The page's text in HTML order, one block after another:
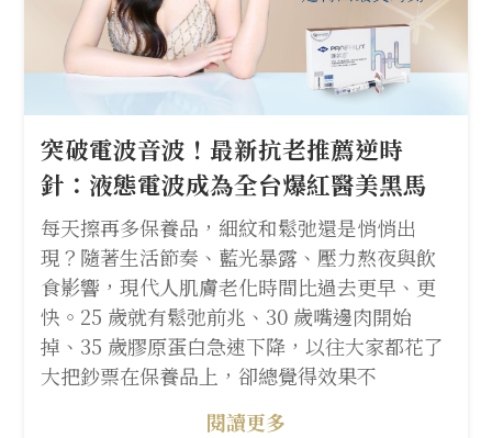
突破電波音波！最新抗老推薦逆時
針：液態電波成為全台爆紅醫美黑馬
每天擦再多保養品，細紋和鬆弛還是悄悄出
現？隨著生活節奏、藍光暴露、壓力熬夜與飲
食影響，現代人肌膚老化時間比過去更早、更
快。25 歲就有鬆弛前兆、30 歲嘴邊肉開始
掉、35 歲膠原蛋白急速下降，以往大家都花了
大把鈔票在保養品上，卻總覺得效果不
閱讀更多